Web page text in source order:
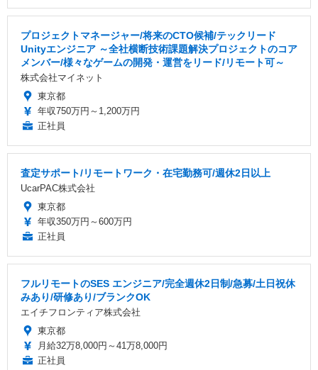
プロジェクトマネージャー/将来のCTO候補/テックリード
Unityエンジニア ～全社横断技術課題解決プロジェクトのコア
メンバー/様々なゲームの開発・運営をリード/リモート可～
株式会社マイネット
東京都
年収750万円～1,200万円
正社員
査定サポート/リモートワーク・在宅勤務可/週休2日以上
UcarPAC株式会社
東京都
年収350万円～600万円
正社員
フルリモートのSES エンジニア/完全週休2日制/急募/土日祝休
みあり/研修あり/ブランクOK
エイチフロンティア株式会社
東京都
月給32万8,000円～41万8,000円
正社員